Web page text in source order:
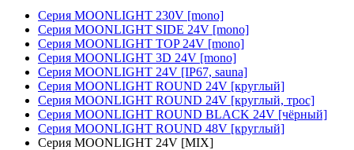
Серия MOONLIGHT 230V [mono]
Серия MOONLIGHT SIDE 24V [mono]
Серия MOONLIGHT TOP 24V [mono]
Серия MOONLIGHT 3D 24V [mono]
Серия MOONLIGHT 24V [IP67, sauna]
Серия MOONLIGHT ROUND 24V [круглый]
Серия MOONLIGHT ROUND 24V [круглый, трос]
Серия MOONLIGHT ROUND BLACK 24V [чёрный]
Серия MOONLIGHT ROUND 48V [круглый]
Серия MOONLIGHT 24V [MIX]